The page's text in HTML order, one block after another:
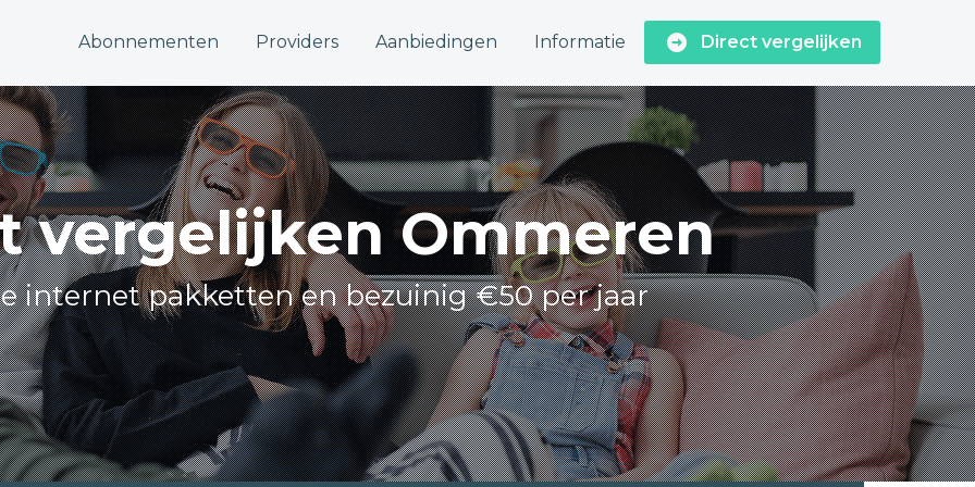
Abonnementen Providers Aanbiedingen Informatie Direct vergelijken
vergelijken Ommeren
internet pakketten en bezuinig €50 per jaar